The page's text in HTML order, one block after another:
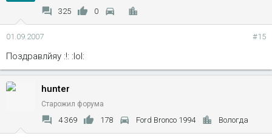
325 0
01.09.2007 #15
Поздравлйяу :!: :lol:
hunter
Старожил форума
4 369 178 Ford Bronco 1994 Вологда